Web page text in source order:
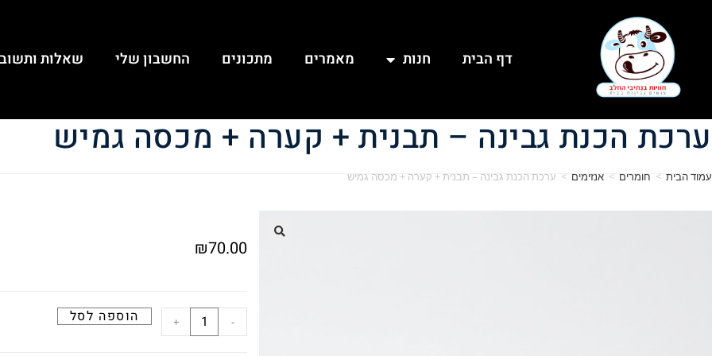
דף הבית חנות מאמרים מתכונים החשבון שלי שאלות
ערכת הכנת גבינה – תבנית + קערה + מכסה גמיש
עמוד הבית > חומרים > אנזימים > ערכת הכנת גבינה – תבנית + קערה + מכסה גמיש
₪70.00
-
+ הוספה לסל